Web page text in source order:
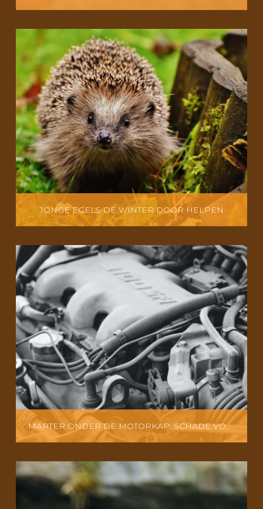
JONGE EGELS DE WINTER DOOR HELPEN
MARTER ONDER DE MOTORKAP: SCHADE VOOR AUTO EN DIER